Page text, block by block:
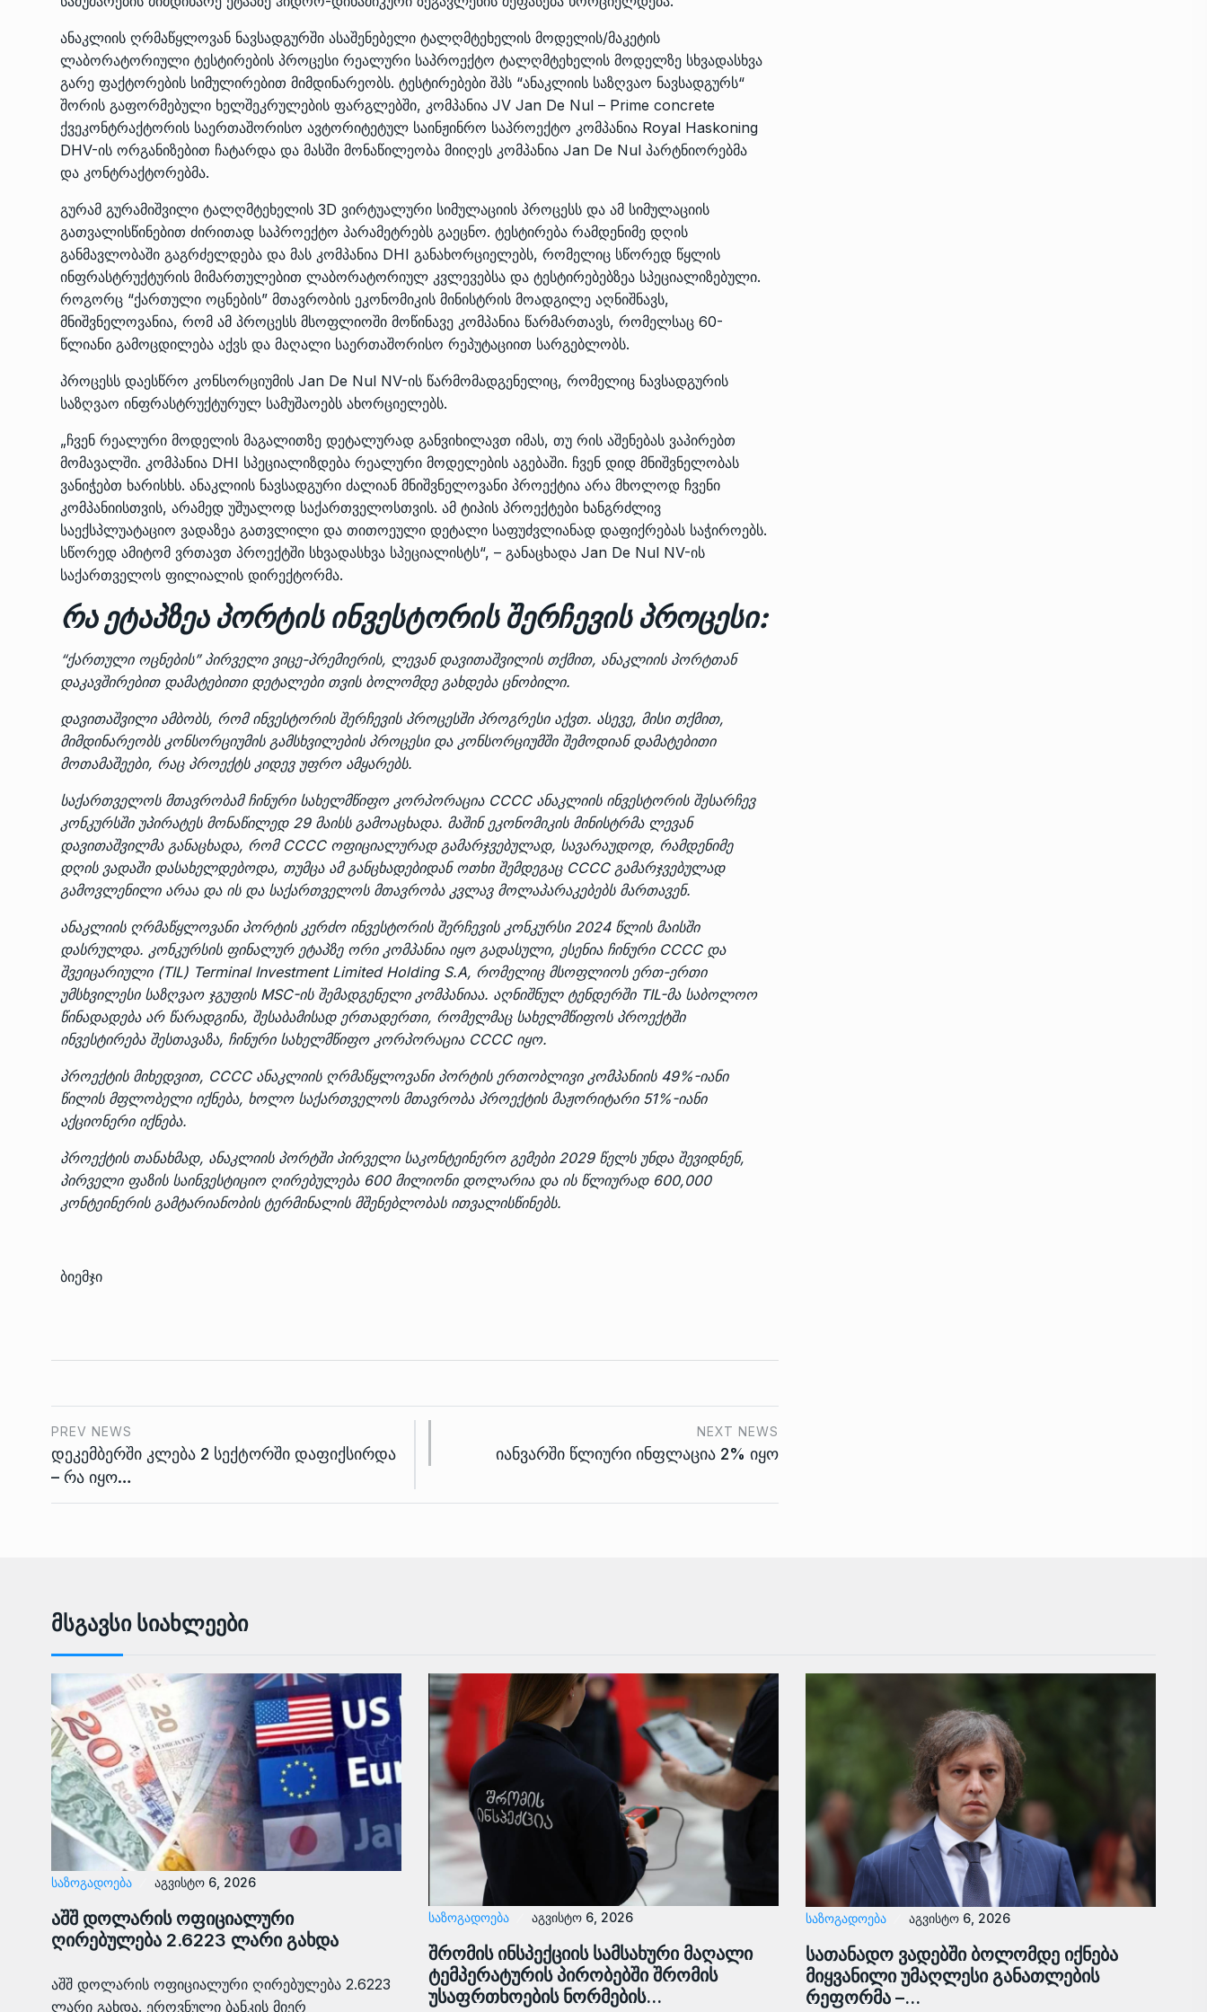
ანაკლიის ღრმაწყლოვან ნავსადგურში ასაშენებელი ტალღმტეხელის მოდელის/მაკეტის
ლაბორატორიული ტესტირების პროცესი რეალური საპროექტო ტალღმტეხელის მოდელზე სხვადასხვა
გარე ფაქტორების სიმულირებით მიმდინარეობს. ტესტირებები შპს “ანაკლიის საზღვაო ნავსადგურს“
შორის გაფორმებული ხელშეკრულების ფარგლებში, კომპანია JV Jan De Nul – Prime concrete
ქვეკონტრაქტორის საერთაშორისო ავტორიტეტულ საინჟინრო საპროექტო კომპანია Royal Haskoning
DHV-ის ორგანიზებით ჩატარდა და მასში მონაწილეობა მიიღეს კომპანია Jan De Nul პარტნიორებმა
და კონტრაქტორებმა.
გურამ გურამიშვილი ტალღმტეხელის 3D ვირტუალური სიმულაციის პროცესს და ამ სიმულაციის
გათვალისწინებით ძირითად საპროექტო პარამეტრებს გაეცნო. ტესტირება რამდენიმე დღის
განმავლობაში გაგრძელდება და მას კომპანია DHI განახორციელებს, რომელიც სწორედ წყლის
ინფრასტრუქტურის მიმართულებით ლაბორატორიულ კვლევებსა და ტესტირებებზეა სპეციალიზებული.
როგორც “ქართული ოცნების” მთავრობის ეკონომიკის მინისტრის მოადგილე აღნიშნავს,
მნიშვნელოვანია, რომ ამ პროცესს მსოფლიოში მოწინავე კომპანია წარმართავს, რომელსაც 60-
წლიანი გამოცდილება აქვს და მაღალი საერთაშორისო რეპუტაციით სარგებლობს.
პროცესს დაესწრო კონსორციუმის Jan De Nul NV-ის წარმომადგენელიც, რომელიც ნავსადგურის
საზღვაო ინფრასტრუქტურულ სამუშაოებს ახორციელებს.
„ჩვენ რეალური მოდელის მაგალითზე დეტალურად განვიხილავთ იმას, თუ რის აშენებას ვაპირებთ
მომავალში. კომპანია DHI სპეციალიზდება რეალური მოდელების აგებაში. ჩვენ დიდ მნიშვნელობას
ვანიჭებთ ხარისხს. ანაკლიის ნავსადგური ძალიან მნიშვნელოვანი პროექტია არა მხოლოდ ჩვენი
კომპანიისთვის, არამედ უშუალოდ საქართველოსთვის. ამ ტიპის პროექტები ხანგრძლივ
საექსპლუატაციო ვადაზეა გათვლილი და თითოეული დეტალი საფუძვლიანად დაფიქრებას საჭიროებს.
სწორედ ამიტომ ვრთავთ პროექტში სხვადასხვა სპეციალისტს“, – განაცხადა Jan De Nul NV-ის
საქართველოს ფილიალის დირექტორმა.
რა ეტაპზეა პორტის ინვესტორის შერჩევის პროცესი:
“ქართული ოცნების” პირველი ვიცე-პრემიერის, ლევან დავითაშვილის თქმით, ანაკლიის პორტთან
დაკავშირებით დამატებითი დეტალები თვის ბოლომდე გახდება ცნობილი.
დავითაშვილი ამბობს, რომ ინვესტორის შერჩევის პროცესში პროგრესი აქვთ. ასევე, მისი თქმით,
მიმდინარეობს კონსორციუმის გამსხვილების პროცესი და კონსორციუმში შემოდიან დამატებითი
მოთამაშეები, რაც პროექტს კიდევ უფრო ამყარებს.
საქართველოს მთავრობამ ჩინური სახელმწიფო კორპორაცია CCCC ანაკლიის ინვესტორის შესარჩევ
კონკურსში უპირატეს მონაწილედ 29 მაისს გამოაცხადა. მაშინ ეკონომიკის მინისტრმა ლევან
დავითაშვილმა განაცხადა, რომ CCCC ოფიციალურად გამარჯვებულად, სავარაუდოდ, რამდენიმე
დღის ვადაში დასახელდებოდა, თუმცა ამ განცხადებიდან ოთხი შემდეგაც CCCC გამარჯვებულად
გამოვლენილი არაა და ის და საქართველოს მთავრობა კვლავ მოლაპარაკებებს მართავენ.
ანაკლიის ღრმაწყლოვანი პორტის კერძო ინვესტორის შერჩევის კონკურსი 2024 წლის მაისში
დასრულდა. კონკურსის ფინალურ ეტაპზე ორი კომპანია იყო გადასული, ესენია ჩინური CCCC და
შვეიცარიული (TIL) Terminal Investment Limited Holding S.A, რომელიც მსოფლიოს ერთ-ერთი
უმსხვილესი საზღვაო ჯგუფის MSC-ის შემადგენელი კომპანიაა. აღნიშნულ ტენდერში TIL-მა საბოლოო
წინადადება არ წარადგინა, შესაბამისად ერთადერთი, რომელმაც სახელმწიფოს პროექტში
ინვესტირება შესთავაზა, ჩინური სახელმწიფო კორპორაცია CCCC იყო.
პროექტის მიხედვით, CCCC ანაკლიის ღრმაწყლოვანი პორტის ერთობლივი კომპანიის 49%-იანი
წილის მფლობელი იქნება, ხოლო საქართველოს მთავრობა პროექტის მაჟორიტარი 51%-იანი
აქციონერი იქნება.
პროექტის თანახმად, ანაკლიის პორტში პირველი საკონტეინერო გემები 2029 წელს უნდა შევიდნენ,
პირველი ფაზის საინვესტიციო ღირებულება 600 მილიონი დოლარია და ის წლიურად 600,000
კონტეინერის გამტარიანობის ტერმინალის მშენებლობას ითვალისწინებს.
ბიემჯი
PREV NEWS
დეკემბერში კლება 2 სექტორში დაფიქსირდა
– რა იყო…
NEXT NEWS
იანვარში წლიური ინფლაცია 2% იყო
Მსგავსი Სიახლეები
ᲡᲐᲖᲝᲒᲐᲓᲝᲔᲑᲐ აგვისტო 6, 2026
აშშ დოლარის ოფიციალური
ღირებულება 2.6223 ლარი გახდა
აშშ დოლარის ოფიციალური ღირებულება 2.6223
ლარი გახდა. ეროვნული ბანკის მიერ
ᲡᲐᲖᲝᲒᲐᲓᲝᲔᲑᲐ აგვისტო 6, 2026
შრომის ინსპექციის სამსახური მაღალი
ტემპერატურის პირობებში შრომის
უსაფრთხოების ნორმების…
ᲡᲐᲖᲝᲒᲐᲓᲝᲔᲑᲐ აგვისტო 6, 2026
სათანადო ვადებში ბოლომდე იქნება
მიყვანილი უმაღლესი განათლების
რეფორმა –…